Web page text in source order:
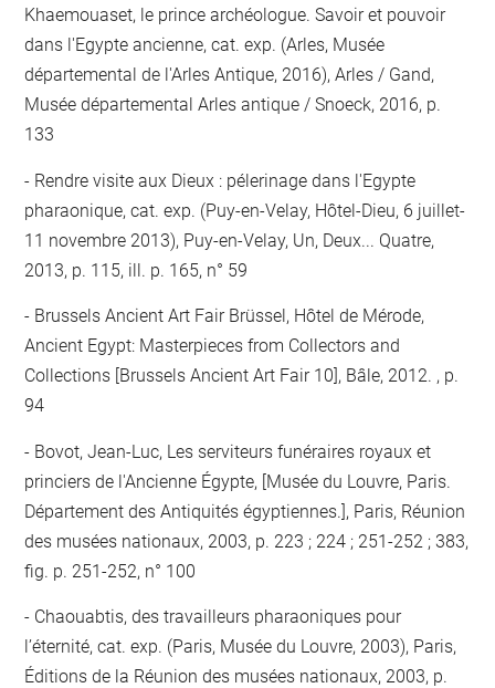
Khaemouaset, le prince archéologue. Savoir et pouvoir
dans l'Egypte ancienne, cat. exp. (Arles, Musée
départemental de l'Arles Antique, 2016), Arles / Gand,
Musée départemental Arles antique / Snoeck, 2016, p.
133
Rendre visite aux Dieux : pélerinage dans l'Egypte
pharaonique, cat. exp. (Puy-en-Velay, Hôtel-Dieu, 6 juillet-
11 novembre 2013), Puy-en-Velay, Un, Deux... Quatre,
2013, p. 115, ill. p. 165, n° 59
Brussels Ancient Art Fair Brüssel, Hôtel de Mérode,
Ancient Egypt: Masterpieces from Collectors and
Collections [Brussels Ancient Art Fair 10], Bâle, 2012. , p.
94
Bovot, Jean-Luc, Les serviteurs funéraires royaux et
princiers de l'Ancienne Égypte, [Musée du Louvre, Paris.
Département des Antiquités égyptiennes.], Paris, Réunion
des musées nationaux, 2003, p. 223 ; 224 ; 251-252 ; 383,
fig. p. 251-252, n° 100
Chaouabtis, des travailleurs pharaoniques pour
l’éternité, cat. exp. (Paris, Musée du Louvre, 2003), Paris,
Éditions de la Réunion des musées nationaux, 2003, p.